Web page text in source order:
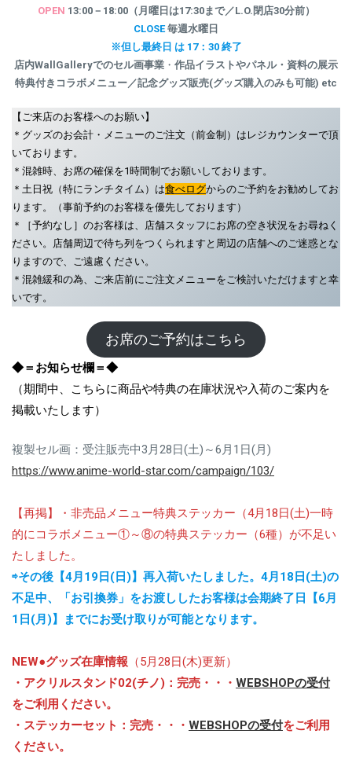
OPEN 13:00－18:00（月曜日は17:30まで／L.O.閉店30分前）
CLOSE毎週水曜日
※但し最終日 は 17：30 終了
店内WallGalleryでのセル画事業 ・ 作品イラストやパネル・資料の展示
特典付きコラボメニュー／記念グッズ販売(グッズ購入のみも可能) etc
【ご来店のお客様へのお願い】
＊グッズのお会計・メニューのご注文（前金制）はレジカウンターで頂
いております。
＊混雑時、お席の確保を1時間制でお願いしております。
＊土日祝（特にランチタイム）は食べログからのご予約をお勧めしてお
ります。（事前予約のお客様を優先しております）
＊［予約なし］のお客様は、店舗スタッフにお席の空き状況をお尋ねく
ださい。店舗周辺で待ち列をつくられますと周辺の店舗へのご迷惑とな
りますので、ご遠慮ください。
＊混雑緩和の為、ご来店前にご注文メニューをご検討いただけますと幸
いです。
お席のご予約はこちら
◆＝お知らせ欄＝◆
（期間中、こちらに商品や特典の在庫状況や入荷のご案内を
掲載いたします）
複製セル画：受注販売中3月28日(土)～6月1日(月)
https://www.anime-world-star.com/campaign/103/
【再掲】・非売品メニュー特典ステッカー（4月18日(土)一時
的にコラボメニュー①～⑧の特典ステッカー（6種）が不足い
たしました。
⇨その後 【4月19日(日)】 再入荷いたしました。4月18日(土)の
不足中、「お引換券」をお渡ししたお客様は会期終了日【6月
1日(月)】までにお受け取りが可能となります。
NEW●グッズ在庫情報 （5月28日(木)更新）
・アクリルスタンド02(チノ)：完売・・・ WEBSHOPの受付
をご利用ください。
・ステッカーセット：完売・・・ WEBSHOPの受付をご利用
ください。